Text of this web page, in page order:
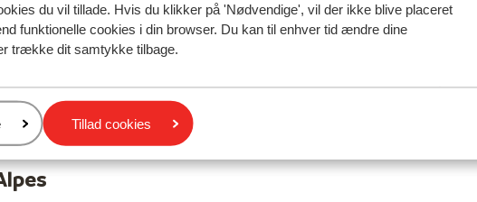
du vil tillade. Hvis du klikker på 'Nødvendige', vil der ikke blive placeret
funktionelle cookies i din browser. Du kan til enhver tid ændre dine
trække dit samtykke tilbage.
Tillad cookies